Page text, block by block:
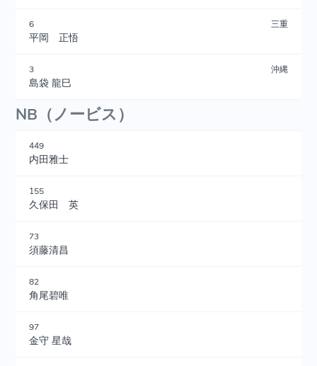
6 三重
平岡 正悟
3 沖縄
島袋 龍巳
NB（ノービス）
449
内田雅士
155
久保田 英
73
須藤清昌
82
角尾碧唯
97
金守 星哉